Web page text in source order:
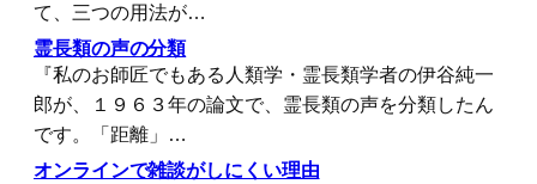
て、三つの用法が…
霊長類の声の分類
『私のお師匠でもある人類学・霊長類学者の伊谷純一
郎が、１９６３年の論文で、霊長類の声を分類したん
です。「距離」…
オンラインで雑談がしにくい理由